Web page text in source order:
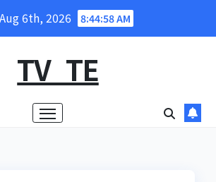
6th, 2026 8:44:59 AM
TV_TE